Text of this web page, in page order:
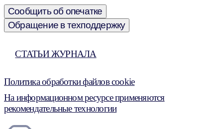
Сообщить об опечатке
Обращение в техподдержку
СТАТЬИ ЖУРНАЛА
Политика обработки файлов cookie
На информационном ресурсе применяются
рекомендательные технологии